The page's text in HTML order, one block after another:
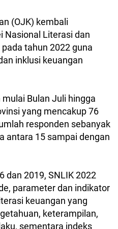
(OJK) kembali
Nasional Literasi dan
tahun 2022 guna
inklusi keuangan
Bulan Juli hingga
yang mencakup 76
responden sebanyak
antara 15 sampai dengan
dan 2019, SNLIK 2022
parameter dan indikator
keuangan yang
keterampilan,
sementara indeks